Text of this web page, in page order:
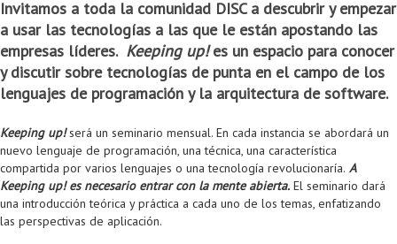
Invitamos a toda la comunidad DISC a descubrir y empezar
a usar las tecnologías a las que le están apostando las
empresas líderes. Keeping up! es un espacio para conocer
y discutir sobre tecnologías de punta en el campo de los
lenguajes de programación y la arquitectura de software.
Keeping up!será un seminario mensual. En cada instancia se abordará un
nuevo lenguaje de programación, una técnica, una característica
compartida por varios lenguajes o una tecnología revolucionaría. A
Keeping up! es necesario entrar con la mente abierta. El seminario dará
una introducción teórica y práctica a cada uno de los temas, enfatizando
las perspectivas de aplicación.
Convocatoria ISIS
Convocatoria IA
Oportunidades
Información general
Opciones académicas
TI en las Organizaciones
Computación Visual
Matemática computacional
Profesores
Acreditaciones
Internacionalización
Cursos electivos
Electivas reguladas
Electivas profesionales
Electivas profesionales en otros departamentos
Oferta de cursos periodo intersemestral
Procesos administrativos
Consejería
Doble programa
Doble titulación
Movilidad Estudiantil (Intercambio)
Reingreso
Reintegro
Retiro Voluntario
Aplazamiento
Trasnferencia Interna
Intercambio Is-Link
Reglamento General de Estudiantes de Maestría RGEMa
Bienestar institucional
Oferta de cursos
Convocatorias
Maestría en Gerencia de Tecnologías de Información (MAIT)
Maestría en Arquitectura de Tecnologías de Información
(MATI)
Maestría en Biología Computacional (MBC)
Maestría en Tecnologías de Información para el Negocio
(MBIT)
Maestría en Seguridad de la Información (MESI)
Instructores
Asistentes Postdoctorales
Profesores Adjuntos
Coordinadores generales
Coordinadores de programa
Gestores
Personal de apoyo
Ofertas Laborales
Emprendedores e Innovadores
TICSw
Colaboratorio de Interacción, Visualización, Robótica y Sistemas
Autónomos
Laboratorio de Arquitecturas Empresariales
Laboratorio de Conectividad y Redes
Laboratorio de Computación Móvil
Laboratorio de Informática Forense
Laboratorio de Ingeniería de Información - Códice